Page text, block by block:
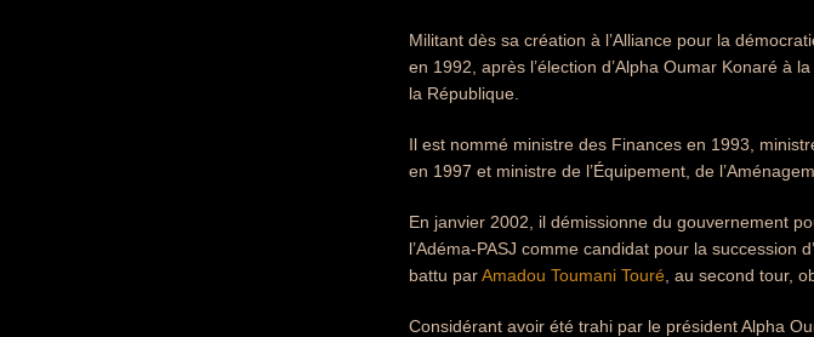
Militant dès sa création à l’Alliance pour la
en 1992, après l’élection d’Alpha Oumar Konaré à
la République.
Il est nommé ministre des Finances en 1993,
en 1997 et ministre de l’Équipement, de
En janvier 2002, il démissionne du gouvernement
l’Adéma-PASJ comme candidat pour la succession
battu parAmadou Toumani Touré , au second tour,
Considérant avoir été trahi par le président Alpha